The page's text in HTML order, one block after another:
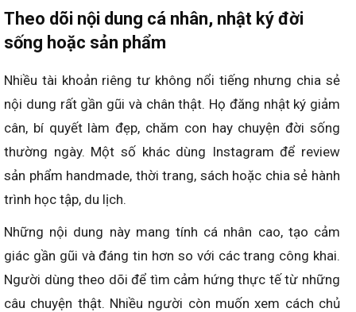
Theo dõi nội dung cá nhân, nhật ký đời
sống hoặc sản phẩm
Nhiều tài khoản riêng tư không nổi tiếng nhưng chia sẻ
nội dung rất gần gũi và chân thật. Họ đăng nhật ký giảm
cân, bí quyết làm đẹp, chăm con hay chuyện đời sống
thường ngày. Một số khác dùng Instagram để review
sản phẩm handmade, thời trang, sách hoặc chia sẻ hành
trình học tập, du lịch.
Những nội dung này mang tính cá nhân cao, tạo cảm
giác gần gũi và đáng tin hơn so với các trang công khai.
Người dùng theo dõi để tìm cảm hứng thực tế từ những
câu chuyện thật. Nhiều người còn muốn xem cách chủ